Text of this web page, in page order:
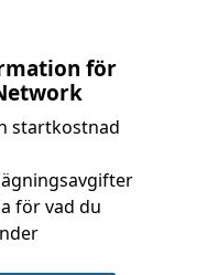
för
startkostnad
för vad du